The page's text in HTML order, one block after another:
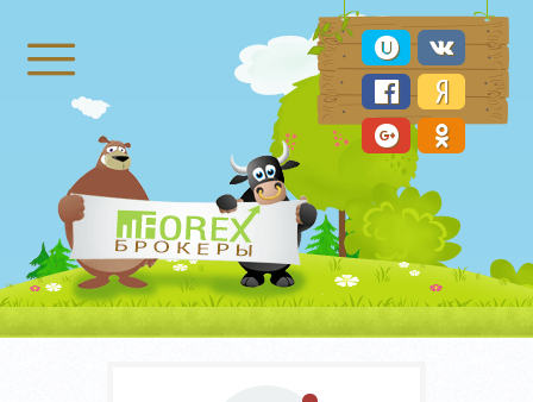
Брокеры Форекс